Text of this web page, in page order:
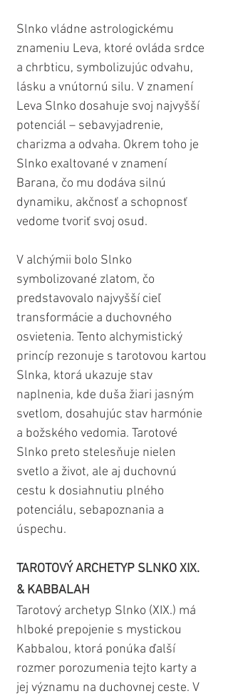
Slnko vládne astrologickému
znameniu Leva, ktoré ovláda srdce
a chrbticu, symbolizujúc odvahu,
lásku a vnútornú silu. V znamení
Leva Slnko dosahuje svoj najvyšší
potenciál – sebavyjadrenie,
charizma a odvaha. Okrem toho je
Slnko exaltované v znamení
Barana, čo mu dodáva silnú
dynamiku, akčnosť a schopnosť
vedome tvoriť svoj osud.
V alchýmii bolo Slnko
symbolizované zlatom, čo
predstavovalo najvyšší cieľ
transformácie a duchovného
osvietenia. Tento alchymistický
princíp rezonuje s tarotovou kartou
Slnka, ktorá ukazuje stav
naplnenia, kde duša žiari jasným
svetlom, dosahujúc stav harmónie
a božského vedomia. Tarotové
Slnko preto stelesňuje nielen
svetlo a život, ale aj duchovnú
cestu k dosiahnutiu plného
potenciálu, sebapoznania a
úspechu.
TAROTOVÝ ARCHETYP SLNKO XIX.
& KABBALAH
Tarotový archetyp Slnko (XIX.) má
hlboké prepojenie s mystickou
Kabbalou, ktorá ponúka ďalší
rozmer porozumenia tejto karty a
jej významu na duchovnej ceste. V